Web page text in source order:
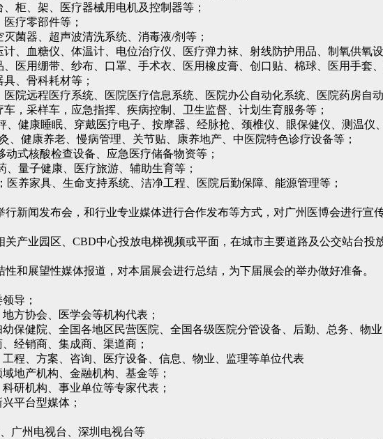
柜、架、医疗器械用电机及控制器等；
疗零部件等；
菌器、超声波清洗系统、消毒液/剂等；
、血糖仪、体温计、电位治疗仪、医疗弹力袜、射线防护用品、制氧供氧
医用绷带、纱布、口罩、手术衣、医用橡皮膏、创口贴、棉球、医用手套
、骨科耗材等；
院远程医疗系统、医院医疗信息系统、医院办公自动化系统、医院药房自动
，采样车，应急指挥、疾病控制、卫生监督、计划生育服务等；
健康睡眠、穿戴医疗电子、按摩器、经脉抢、颈椎仪、眼保健仪、测温仪
、健康养老、慢病管理、关节贴、康养地产、中医院特色诊疗设备等；
式核酸检查设备、应急医疗储备物资等；
量子健康、医疗旅游、辅助生育等；
养家具、生命支持系统、洁净工程、医院后勤保障、能源管理等；
行新闻发布会，和行业专业媒体进行合作发布等方式，对广州医博会进行
关产业园区、CBD中心投放电梯视频或平面，在城市主要道路及公交站台
和展望性媒体报道，对本届展会进行总结，为下届展会的举办做好准备。
导；
方协会、医学会等机构代表；
保健院、全国各地区民营医院、全国各级医院分管设备、后勤、总务、物
经销商、集成商、渠道商；
程、方案、咨询、医疗设备、信息、物业、监理等单位代表
地产机构、金融机构、基金等；
研机构、事业单位等专家代表；
平台型媒体；
广州电视台、深圳电视台等